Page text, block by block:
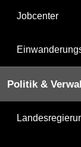
Jobcenter
Politik &